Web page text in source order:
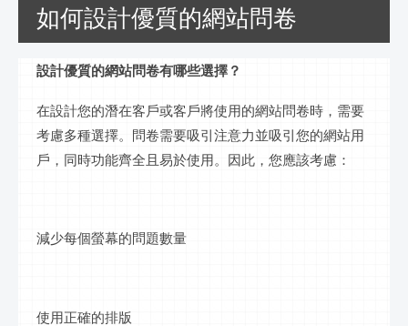
如何設計優質的網站問卷
設計優質的網站問卷有哪些選擇？
在設計您的潛在客戶或客戶將使用的網站問卷時，需要
考慮多種選擇。問卷需要吸引注意力並吸引您的網站用
戶，同時功能齊全且易於使用。因此，您應該考慮：
減少每個螢幕的問題數量
使用正確的排版